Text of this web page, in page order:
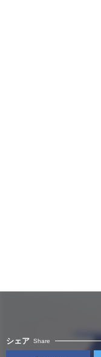
シェア Share